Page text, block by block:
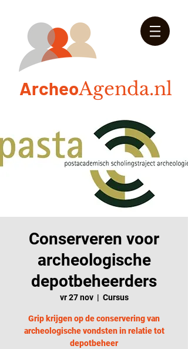
ArcheoAgenda.nl
Conserveren voor
archeologische
depotbeheerders
vr 27 nov
  |
Cursus
Grip krijgen op de conservering van
archeologische vondsten in relatie tot
depotbeheer